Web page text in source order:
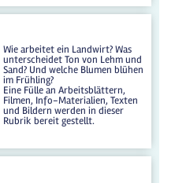
Wie arbeitet ein Landwirt? Was
unterscheidet Ton von Lehm und
Sand? Und welche Blumen blühen
im Frühling?
Eine Fülle an Arbeitsblättern,
Filmen, Info-Materialien, Texten
und Bildern werden in dieser
Rubrik bereit gestellt.